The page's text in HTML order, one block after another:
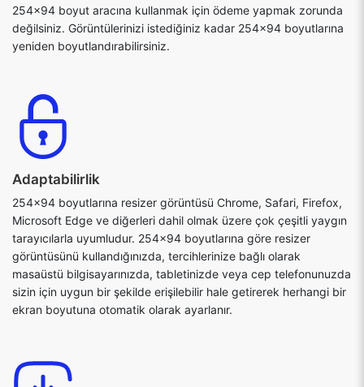
254x94 boyut aracına kullanmak için ödeme yapmak zorunda
değilsiniz. Görüntülerinizi istediğiniz kadar 254x94 boyutlarına
yeniden boyutlandırabilirsiniz.
Adaptabilirlik
254x94 boyutlarına resizer görüntüsü Chrome, Safari, Firefox,
Microsoft Edge ve diğerleri dahil olmak üzere çok çeşitli yaygın
tarayıcılarla uyumludur. 254x94 boyutlarına göre resizer
görüntüsünü kullandığınızda, tercihlerinize bağlı olarak
masaüstü bilgisayarınızda, tabletinizde veya cep telefonunuzda
sizin için uygun bir şekilde erişilebilir hale getirerek herhangi bir
ekran boyutuna otomatik olarak ayarlanır.